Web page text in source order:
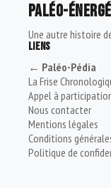
PALÉO-
Une autre histoire
LIENS
← Paléo-Pédia
La Frise
Appel à
Nous contacter
Mentions légales
Conditions
Politique de